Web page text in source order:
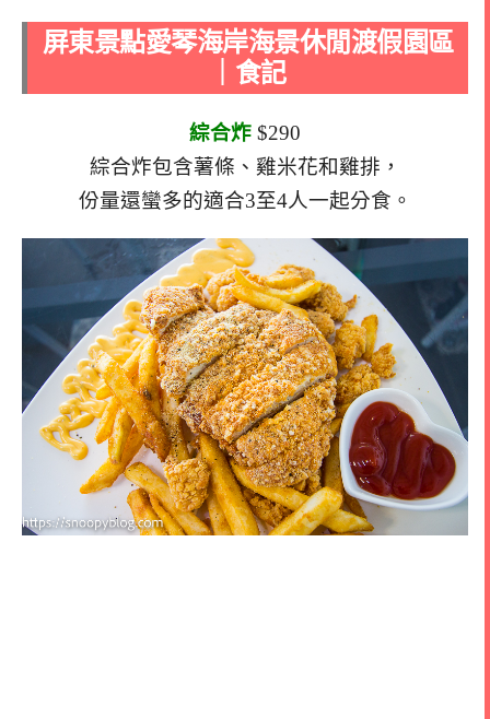
屏東景點愛琴海岸海景休閒渡假園區
｜食記
綜合炸 $290
綜合炸包含薯條、雞米花和雞排，
份量還蠻多的適合3至4人一起分食。